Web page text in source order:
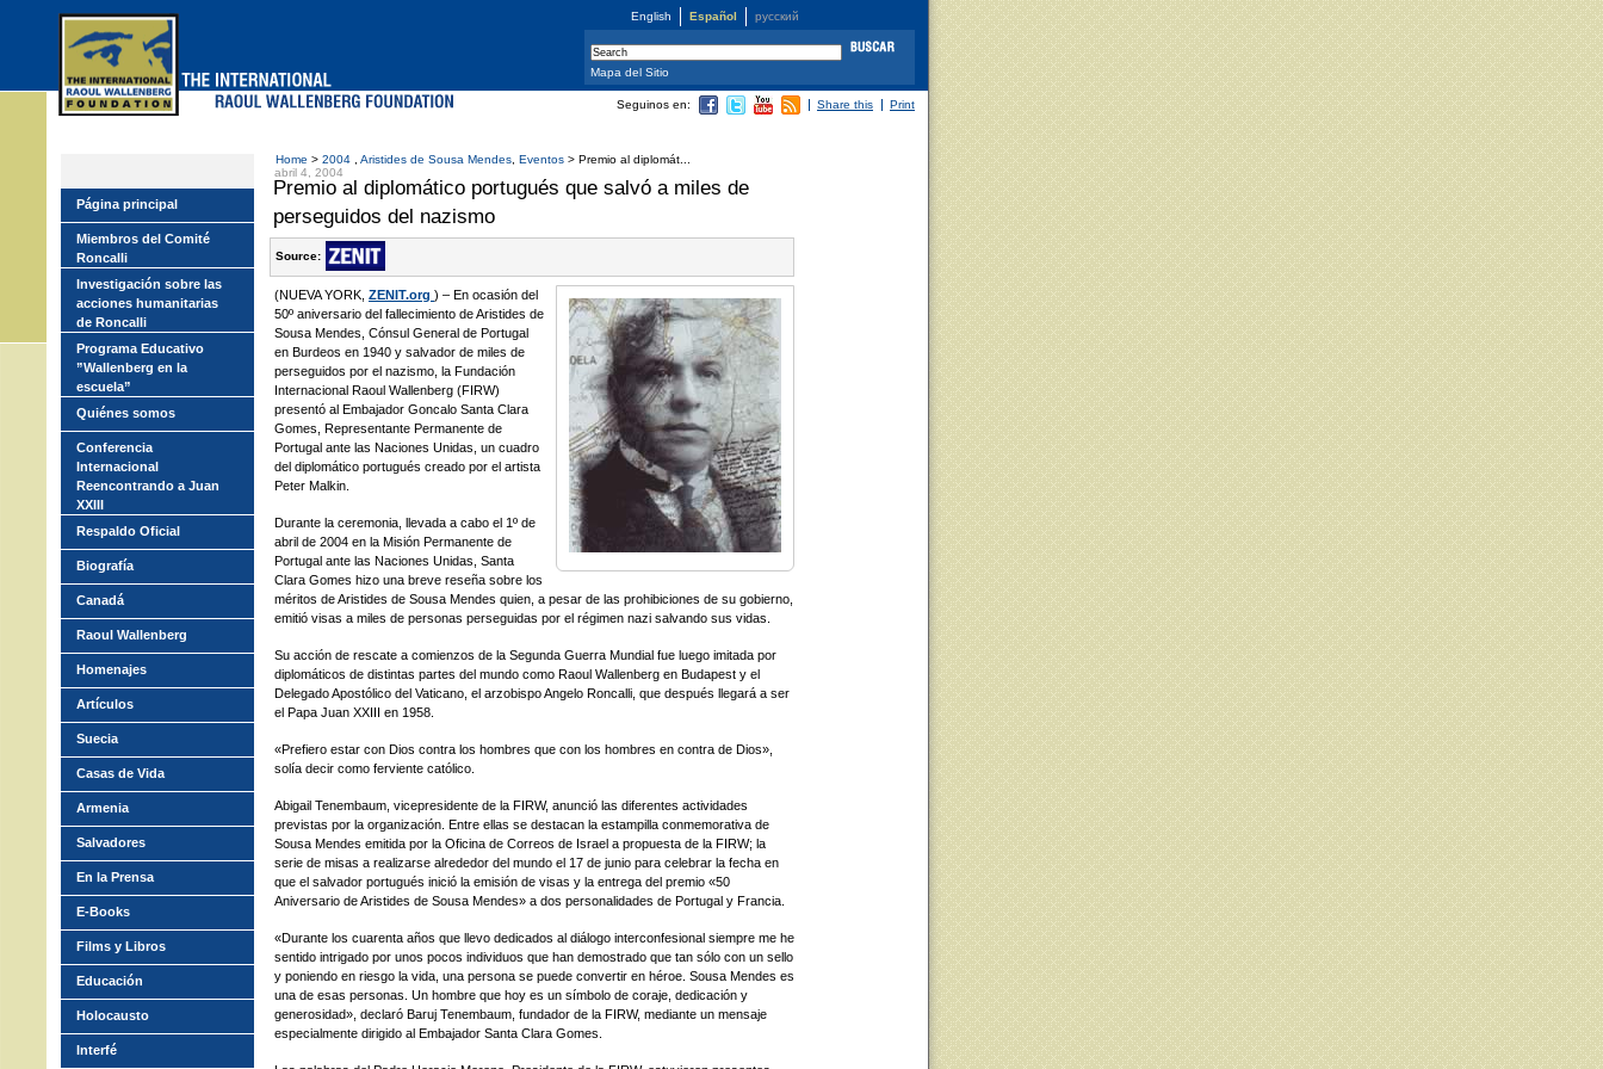
English Español русский
Home > 2004 Aristides de Sousa Mendes Eventos > Premio al diplomát...
abril 4, 2004
Premio al diplomático portugués que salvó a miles de
perseguidos del nazismo
Source:
(NUEVA YORK, ZENIT.org ) – En ocasión del
50º aniversario del fallecimiento de Aristides de
Sousa Mendes, Cónsul General de Portugal
en Burdeos en 1940 y salvador de miles de
perseguidos por el nazismo, la Fundación
Internacional Raoul Wallenberg (FIRW)
presentó al Embajador Goncalo Santa Clara
Gomes, Representante Permanente de
Portugal ante las Naciones Unidas, un cuadro
del diplomático portugués creado por el artista
Peter Malkin.
Durante la ceremonia, llevada a cabo el 1º de
abril de 2004 en la Misión Permanente de
Portugal ante las Naciones Unidas, Santa
Clara Gomes hizo una breve reseña sobre los
méritos de Aristides de Sousa Mendes quien, a pesar de las prohibiciones de su gobierno,
emitió visas a miles de personas perseguidas por el régimen nazi salvando sus vidas.
Su acción de rescate a comienzos de la Segunda Guerra Mundial fue luego imitada por
diplomáticos de distintas partes del mundo como Raoul Wallenberg en Budapest y el
Delegado Apostólico del Vaticano, el arzobispo Angelo Roncalli, que después llegará a ser
el Papa Juan XXIII en 1958.
«Prefiero estar con Dios contra los hombres que con los hombres en contra de Dios»,
solía decir como ferviente católico.
Abigail Tenembaum, vicepresidente de la FIRW, anunció las diferentes actividades
previstas por la organización. Entre ellas se destacan la estampilla conmemorativa de
Sousa Mendes emitida por la Oficina de Correos de Israel a propuesta de la FIRW; la
serie de misas a realizarse alrededor del mundo el 17 de junio para celebrar la fecha en
que el salvador portugués inició la emisión de visas y la entrega del premio «50
Aniversario de Aristides de Sousa Mendes» a dos personalidades de Portugal y Francia.
«Durante los cuarenta años que llevo dedicados al diálogo interconfesional siempre me he
sentido intrigado por unos pocos individuos que han demostrado que tan sólo con un sello
y poniendo en riesgo la vida, una persona se puede convertir en héroe. Sousa Mendes es
una de esas personas. Un hombre que hoy es un símbolo de coraje, dedicación y
generosidad», declaró Baruj Tenembaum, fundador de la FIRW, mediante un mensaje
especialmente dirigido al Embajador Santa Clara Gomes.
Seguinos en: Share this Print
Página principal
Miembros del Comité
Roncalli
Investigación sobre las
acciones humanitarias
de Roncalli
Programa Educativo
”Wallenberg en la
escuela”
Quiénes somos
Conferencia
Internacional
Reencontrando a Juan
XXIII
Respaldo Oficial
Biografía
Canadá
Raoul Wallenberg
Homenajes
Artículos
Suecia
Casas de Vida
Armenia
Salvadores
En la Prensa
E-Books
Films y Libros
Educación
Holocausto
Interfé
Mapa del Sitio